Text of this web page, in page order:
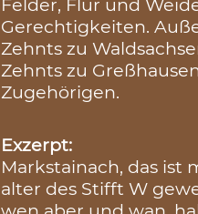
Gerechtigkeiten.
Zehnts zu
Zehnts zu
Zugehörigen.
Exzerpt:
Markstainach, das ist
alter des Stifft W